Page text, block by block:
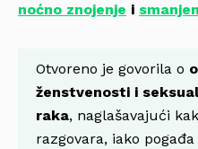
noćno znojenje i
Otvoreno je govorila o
ženstvenosti i
raka, naglašavajući
razgovara, iako